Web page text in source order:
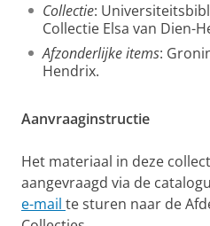
Collectie:
Collectie Elsa van Dien-
Afzonderlijke items:
Hendrix.
Aanvraaginstructie
Het materiaal in deze
aangevraagd via de
e-mail te sturen naar de